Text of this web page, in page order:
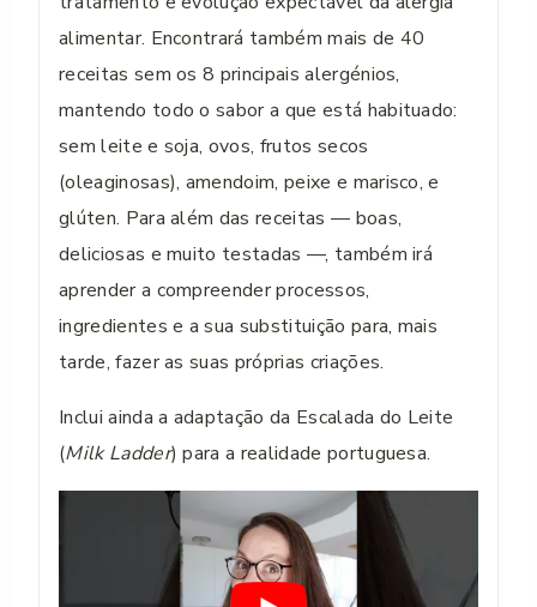
alimentar. Encontrará também mais de 40
receitas sem os 8 principais alergénios,
mantendo todo o sabor a que está habituado:
sem leite e soja, ovos, frutos secos
(oleaginosas), amendoim, peixe e marisco, e
glúten. Para além das receitas — boas,
deliciosas e muito testadas —, também irá
aprender a compreender processos,
ingredientes e a sua substituição para, mais
tarde, fazer as suas próprias criações.
Inclui ainda a adaptação da Escalada do Leite
(Milk Ladder) para a realidade portuguesa.